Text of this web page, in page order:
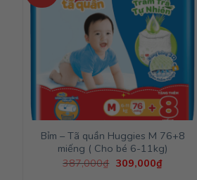
Bỉm – Tã quần Huggies M 76+8
miếng ( Cho bé 6-11kg)
387,000₫ Giá
309,000₫Giá
hiện